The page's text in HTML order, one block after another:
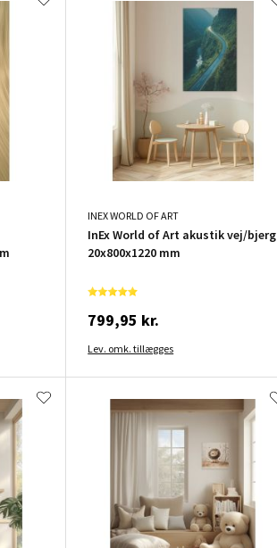
INEX WORLD OF ART
InEx World of Art akustik vej/bjerg
20x800x1220 mm
799,95 kr.
Lev. omk. tillægges